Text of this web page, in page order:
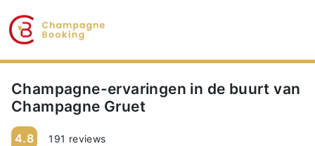
Champagne-ervaringen in de buurt van
Champagne Gruet
4.8 191 reviews